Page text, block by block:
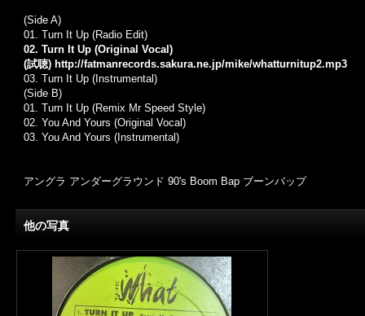
(Side A)
01. Turn It Up (Radio Edit)
02. Turn It Up (Original Vocal)
(試聴) http://fatmanrecords.sakura.ne.jp/mike/whatturnitup2.mp3
03. Turn It Up (Instrumental)
(Side B)
01. Turn It Up (Remix Mr Speed Style)
02. You And Yours (Original Vocal)
03. You And Yours (Instrumental)
アングラ アンダーグラウンド 90's Boom Bap ブーンバップ
他の写真